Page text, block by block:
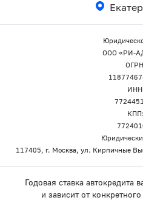
ООО «РИ-
КПП:
117405, г. Москва, ул. Кирпичные
Годовая ставка автокредита
и зависит от